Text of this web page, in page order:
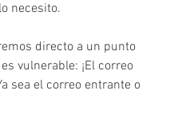
necesito.
directo a un punto
vulnerable: ¡El correo
sea el correo entrante o